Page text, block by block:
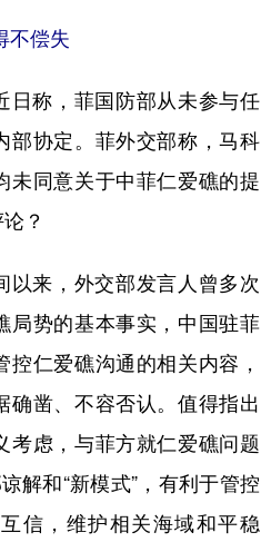
图片
信息化 数字经济
银龄 溯源中国
时尚 悦读
亚太网 上市公司
河北 山西
不偿失
称，菲国防部从未参与任
部协定。菲外交部称，马科
未同意关于中菲仁爱礁的提
？
来，外交部发言人曾多次
局势的基本事实，中国驻菲
仁爱礁沟通的相关内容，
确凿、不容否认。值得指出
考虑，与菲方就仁爱礁问题
解和“新模式”，有利于管控
信，维护相关海域和平稳